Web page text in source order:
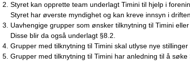
Styret kan opprette team underlagt Timini til hjelp i
Styret har øverste myndighet og kan kreve innsyn i
Uavhengige grupper som ønsker tilknytning til Timini
Disse blir da også underlagt §8.2.
Grupper med tilknytning til Timini skal utlyse nye
Grupper med tilknytning til Timini har anledning til å søke